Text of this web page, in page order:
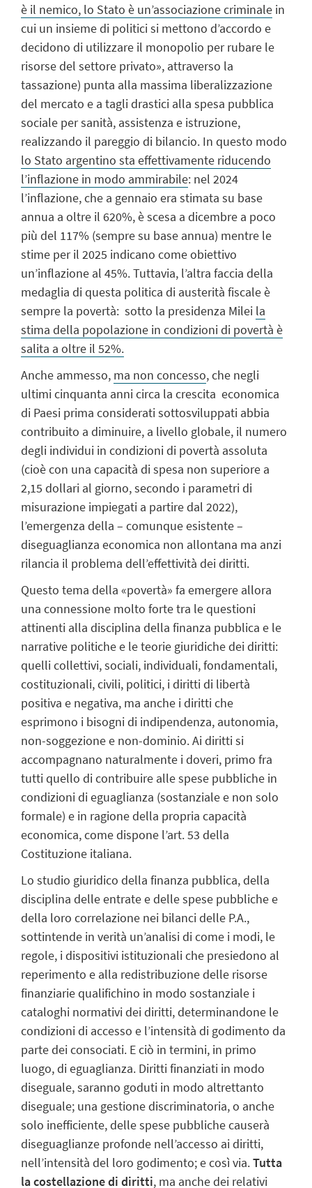
è il nemico, lo Stato è un’associazione criminale in
cui un insieme di politici si mettono d’accordo e
decidono di utilizzare il monopolio per rubare le
risorse del settore privato», attraverso la
tassazione) punta alla massima liberalizzazione
del mercato e a tagli drastici alla spesa pubblica
sociale per sanità, assistenza e istruzione,
realizzando il pareggio di bilancio. In questo modo
lo Stato argentino sta effettivamente riducendo
l’inflazione in modo ammirabile: nel 2024
l’inflazione, che a gennaio era stimata su base
annua a oltre il 620%, è scesa a dicembre a poco
più del 117% (sempre su base annua) mentre le
stime per il 2025 indicano come obiettivo
un’inflazione al 45%. Tuttavia, l’altra faccia della
medaglia di questa politica di austerità fiscale è
sempre la povertà: sotto la presidenza Milei la
stima della popolazione in condizioni di povertà è
salita a oltre il 52%.
Anche ammesso, ma non concesso, che negli
ultimi cinquanta anni circa la crescita economica
di Paesi prima considerati sottosviluppati abbia
contribuito a diminuire, a livello globale, il numero
degli individui in condizioni di povertà assoluta
(cioè con una capacità di spesa non superiore a
2,15 dollari al giorno, secondo i parametri di
misurazione impiegati a partire dal 2022),
l’emergenza della – comunque esistente –
diseguaglianza economica non allontana ma anzi
rilancia il problema dell’effettività dei diritti.
Questo tema della «povertà» fa emergere allora
una connessione molto forte tra le questioni
attinenti alla disciplina della finanza pubblica e le
narrative politiche e le teorie giuridiche dei diritti:
quelli collettivi, sociali, individuali, fondamentali,
costituzionali, civili, politici, i diritti di libertà
positiva e negativa, ma anche i diritti che
esprimono i bisogni di indipendenza, autonomia,
non-soggezione e non-dominio. Ai diritti si
accompagnano naturalmente i doveri, primo fra
tutti quello di contribuire alle spese pubbliche in
condizioni di eguaglianza (sostanziale e non solo
formale) e in ragione della propria capacità
economica, come dispone l’art. 53 della
Costituzione italiana.
Lo studio giuridico della finanza pubblica, della
disciplina delle entrate e delle spese pubbliche e
della loro correlazione nei bilanci delle P.A.,
sottintende in verità un’analisi di come i modi, le
regole, i dispositivi istituzionali che presiedono al
reperimento e alla redistribuzione delle risorse
finanziarie qualifichino in modo sostanziale i
cataloghi normativi dei diritti, determinandone le
condizioni di accesso e l’intensità di godimento da
parte dei consociati. E ciò in termini, in primo
luogo, di eguaglianza. Diritti finanziati in modo
diseguale, saranno goduti in modo altrettanto
diseguale; una gestione discriminatoria, o anche
solo inefficiente, delle spese pubbliche causerà
diseguaglianze profonde nell’accesso ai diritti,
nell’intensità del loro godimento; e così via.Tutta
lacostellazione di diritti, ma anche dei relativi